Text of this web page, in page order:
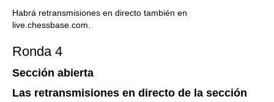
Habrá retransmisiones en directo también en
live.chessbase.com.
Ronda 4
Sección abierta
Las retransmisiones en directo de la sección